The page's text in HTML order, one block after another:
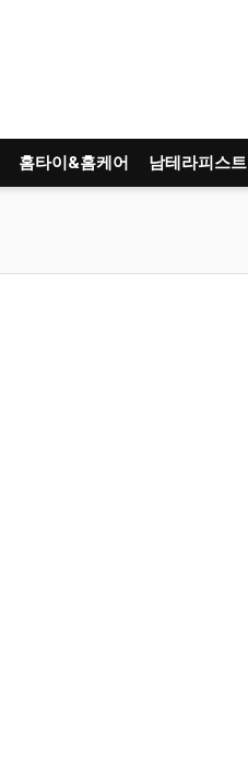
홈타이&홈케어 남테라피스트